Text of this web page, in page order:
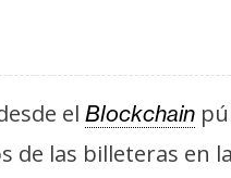
el Blockchain
de las billeteras en